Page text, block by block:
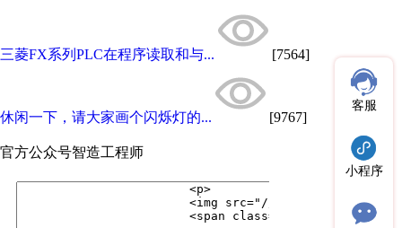
三菱FX系列PLC在程序读取和与... [7564]
休闲一下，请大家画个闪烁灯的... [9767]
官方公众号智造工程师
客服
小程序